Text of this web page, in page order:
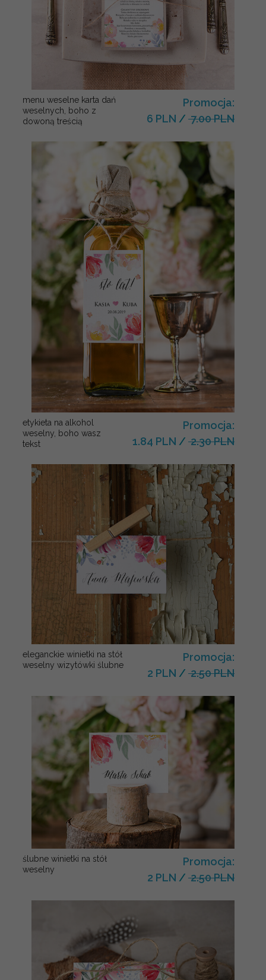
menu weselne karta dań
weselnych, boho z
dowoną treścią
Promocja:
6 PLN / 7.00 PLN
etykieta na alkohol
weselny, boho wasz
tekst
Promocja:
1.84 PLN / 2.30 PLN
eleganckie winietki na stół
weselny wizytówki ślubne
Promocja:
2 PLN / 2.50 PLN
ślubne winietki na stół
weselny
Promocja:
2 PLN / 2.50 PLN